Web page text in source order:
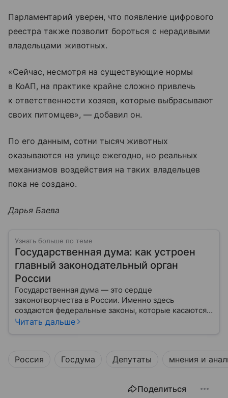
Парламентарий уверен, что появление цифрового
реестра также позволит бороться с нерадивыми
владельцами животных.
«Сейчас, несмотря на существующие нормы
в КоАП, на практике крайне сложно привлечь
к ответственности хозяев, которые выбрасывают
своих питомцев», — добавил он.
По его данным, сотни тысяч животных
оказываются на улице ежегодно, но реальных
механизмов воздействия на таких владельцев
пока не создано.
Дарья Баева
Узнать больше по теме
Государственная дума: как устроен
главный законодательный орган
России
Государственная дума — это сердце
законотворчества в России. Именно здесь
создаются федеральные законы, которые касаются
жизни каждого гражданина: от образования и
Читать дальше
Россия Госдума Депутаты мнения и
Поделиться